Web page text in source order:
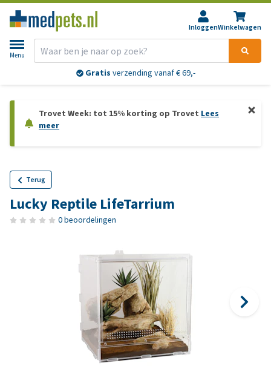
InloggenWinkelwagen
Menu
Gratis verzending vanaf € 69,-
Trovet Week: tot 15% korting op Trovet Lees
meer
Terug
Lucky Reptile LifeTarrium
0 beoordelingen